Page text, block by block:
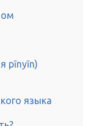
pīnyīn)
языка